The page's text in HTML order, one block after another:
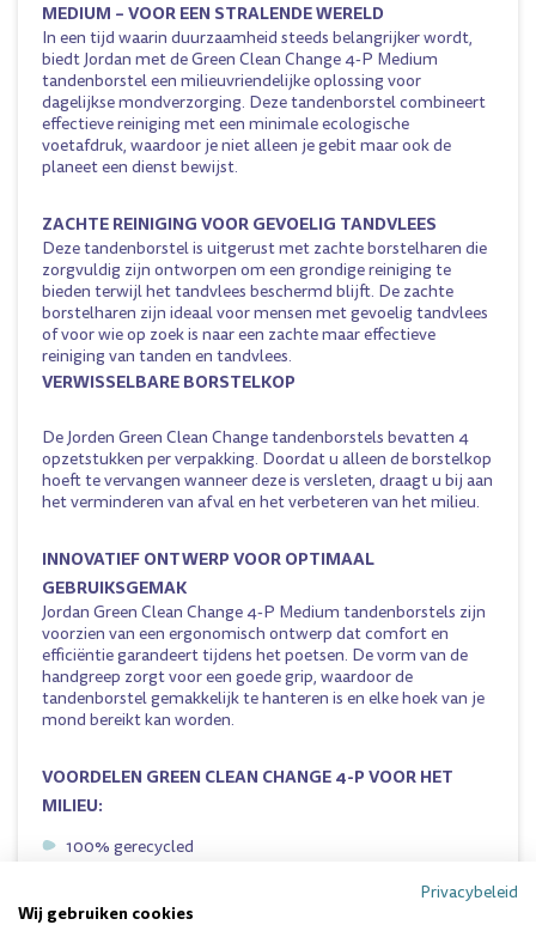
MEDIUM – VOOR EEN STRALENDE WERELD
In een tijd waarin duurzaamheid steeds belangrijker wordt,
biedt Jordan met de Green Clean Change 4-P Medium
tandenborstel een milieuvriendelijke oplossing voor
dagelijkse mondverzorging. Deze tandenborstel combineert
effectieve reiniging met een minimale ecologische
voetafdruk, waardoor je niet alleen je gebit maar ook de
planeet een dienst bewijst.
ZACHTE REINIGING VOOR GEVOELIG TANDVLEES
Deze tandenborstel is uitgerust met zachte borstelharen die
zorgvuldig zijn ontworpen om een grondige reiniging te
bieden terwijl het tandvlees beschermd blijft. De zachte
borstelharen zijn ideaal voor mensen met gevoelig tandvlees
of voor wie op zoek is naar een zachte maar effectieve
reiniging van tanden en tandvlees.
VERWISSELBARE BORSTELKOP
De Jorden Green Clean Change tandenborstels bevatten 4
opzetstukken per verpakking. Doordat u alleen de borstelkop
hoeft te vervangen wanneer deze is versleten, draagt u bij aan
het verminderen van afval en het verbeteren van het milieu.
INNOVATIEF ONTWERP VOOR OPTIMAAL
GEBRUIKSGEMAK
Jordan Green Clean Change 4-P Medium tandenborstels zijn
voorzien van een ergonomisch ontwerp dat comfort en
efficiëntie garandeert tijdens het poetsen. De vorm van de
handgreep zorgt voor een goede grip, waardoor de
tandenborstel gemakkelijk te hanteren is en elke hoek van je
mond bereikt kan worden.
VOORDELEN GREEN CLEAN CHANGE 4-P VOOR HET
MILIEU:
100% gerecycled
Privacybeleid
Wij gebruiken cookies